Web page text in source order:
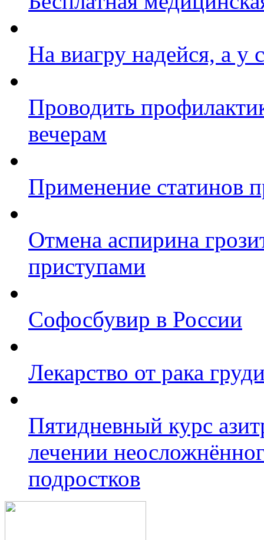
На виагру надейся, а у
Проводить
вечерам
Применение статинов
Отмена аспирина
приступами
Софосбувир в России
Лекарство от рака
Пятидневный курс
лечении
подростков